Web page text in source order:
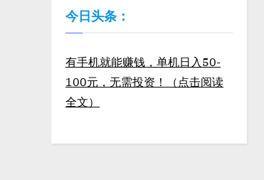
今日头条：
有手机就能赚钱，单机日入50-
100元，无需投资！（点击阅读
全文）